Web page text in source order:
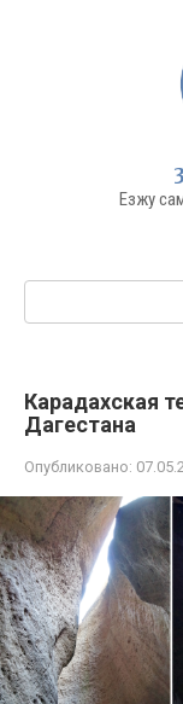
Езжу
Поиск:
Карадахская
Дагестана
Опубликовано: